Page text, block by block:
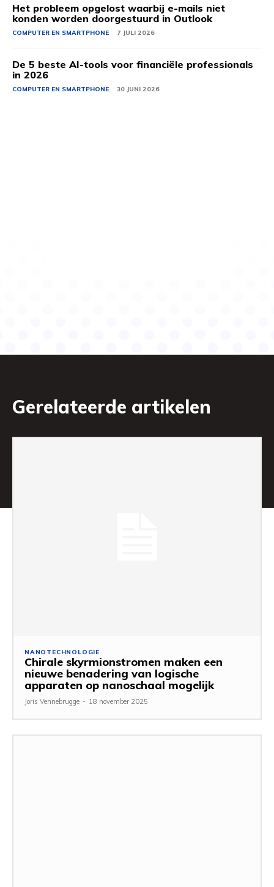
Het probleem opgelost waarbij e-mails niet
konden worden doorgestuurd in Outlook
COMPUTER EN SMARTPHONE 7 JULI 2026
De 5 beste AI-tools voor financiële professionals
in 2026
COMPUTER EN SMARTPHONE 30 JUNI 2026
Gerelateerde artikelen
NANOTECHNOLOGIE
Chirale skyrmionstromen maken een
nieuwe benadering van logische
apparaten op nanoschaal mogelijk
Joris Vennebrugge - 18 november 2025